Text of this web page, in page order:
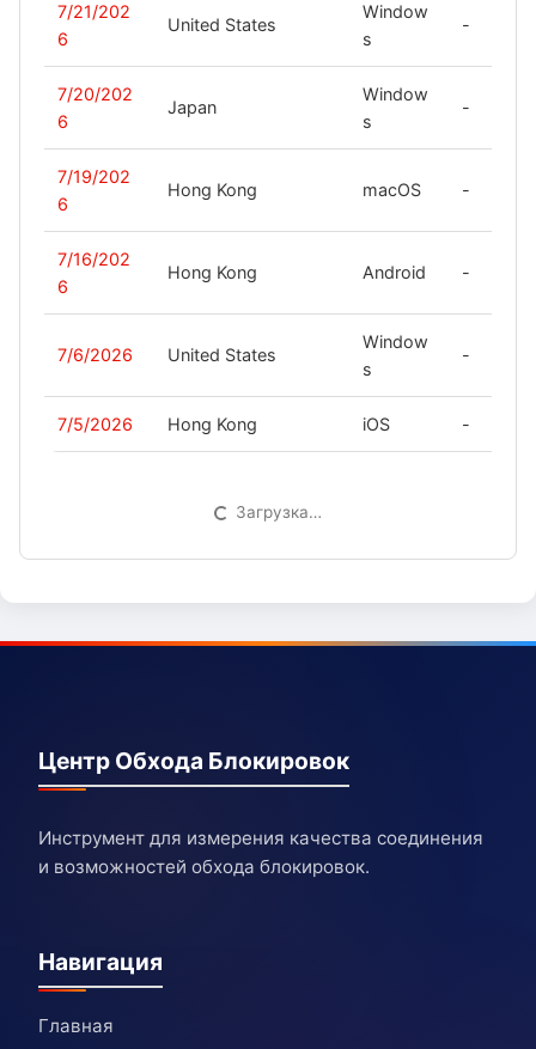
7/21/202
6
United States
Window
s
-
7/20/202
6
Japan
Window
s
-
7/19/202
6
Hong Kong macOS -
7/16/202
6
Hong Kong Android -
7/6/2026 United States
Window
s
-
7/5/2026 Hong Kong iOS -
Загрузка…
Центр Обхода Блокировок
Инструмент для измерения качества соединения
и возможностей обхода блокировок.
Навигация
Главная